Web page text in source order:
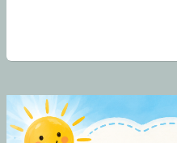
Do pobrania
Kontakt